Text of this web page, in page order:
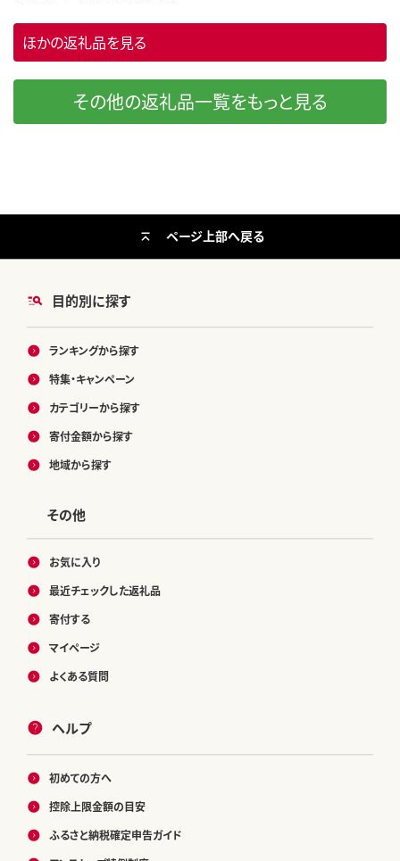
ほかの返礼品を見る
その他の返礼品一覧をもっと見る
目的別に探す
ランキングから探す
特集・キャンペーン
カテゴリーから探す
寄付金額から探す
地域から探す
その他
お気に入り
最近チェックした返礼品
寄付する
マイページ
よくある質問
ヘルプ
初めての方へ
控除上限金額の目安
ふるさと納税確定申告ガイド
ページ上部へ戻る